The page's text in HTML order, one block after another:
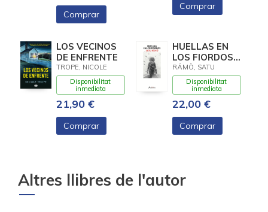
Comprar
Comprar
LOS VECINOS
DE ENFRENTE
TROPE, NICOLE
Disponibilitat
inmediata
21,90 €
Comprar
HUELLAS EN
LOS FIORDOS
(HILDUR 1)
RÄMÖ, SATU
Disponibilitat
inmediata
22,00 €
Comprar
Altres llibres de l'autor